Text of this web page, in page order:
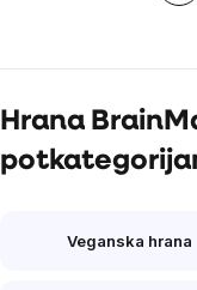
Hrana
Veganska hrana